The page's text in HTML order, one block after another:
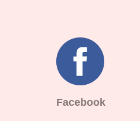
Facebook